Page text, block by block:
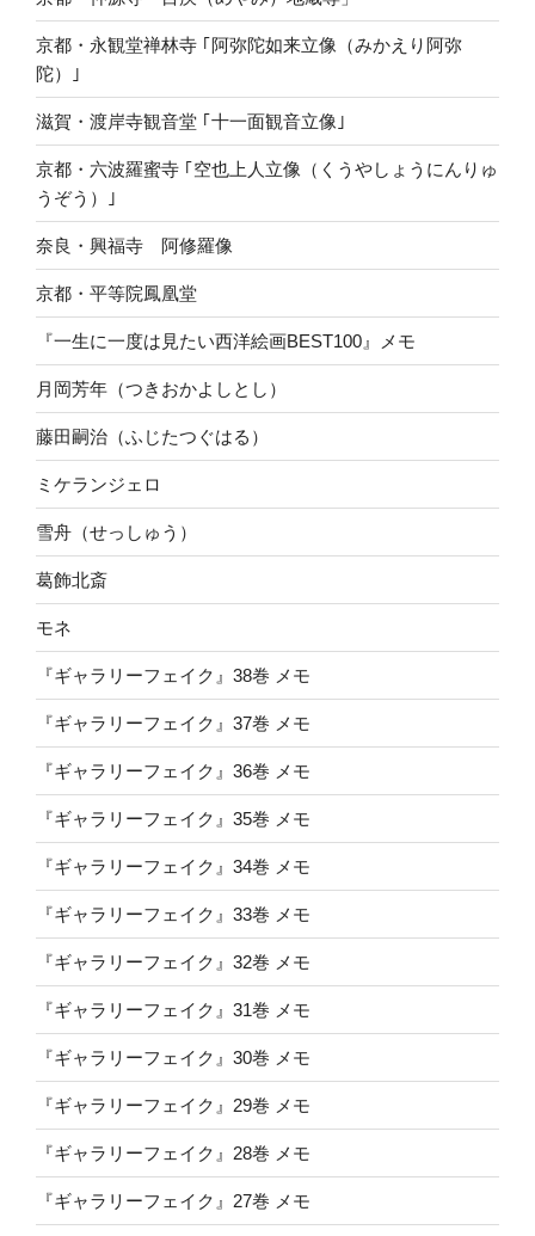
京都・永観堂禅林寺 ｢阿弥陀如来立像（みかえり阿弥
陀）｣
滋賀・渡岸寺観音堂 ｢十一面観音立像｣
京都・六波羅蜜寺 ｢空也上人立像（くうやしょうにんりゅ
うぞう）｣
奈良・興福寺 阿修羅像
京都・平等院鳳凰堂
『一生に一度は見たい西洋絵画BEST100』メモ
月岡芳年（つきおかよしとし）
藤田嗣治（ふじたつぐはる）
ミケランジェロ
雪舟（せっしゅう）
葛飾北斎
モネ
『ギャラリーフェイク』38巻 メモ
『ギャラリーフェイク』37巻 メモ
『ギャラリーフェイク』36巻 メモ
『ギャラリーフェイク』35巻 メモ
『ギャラリーフェイク』34巻 メモ
『ギャラリーフェイク』33巻 メモ
『ギャラリーフェイク』32巻 メモ
『ギャラリーフェイク』31巻 メモ
『ギャラリーフェイク』30巻 メモ
『ギャラリーフェイク』29巻 メモ
『ギャラリーフェイク』28巻 メモ
『ギャラリーフェイク』27巻 メモ